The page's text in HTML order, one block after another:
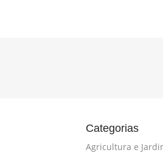
Categorias
Agricultura e